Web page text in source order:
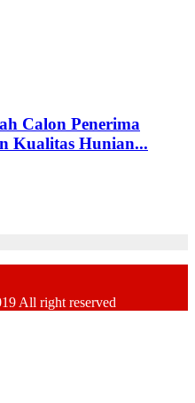
Calon Penerima
Kualitas Hunian...
All right reserved